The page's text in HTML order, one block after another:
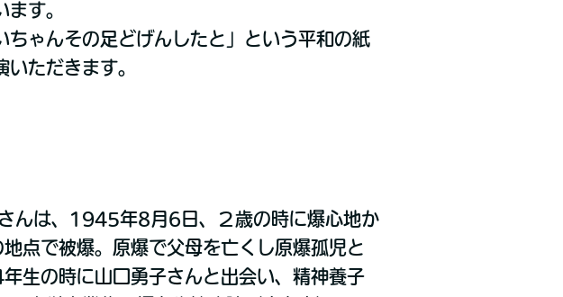
ます。
ちゃんその足どげんしたと」という平和の紙
いただきます。
んは、1945年8月6日、２歳の時に爆心地か
点で被爆。原爆で父母を亡くし原爆孤児と
生の時に山口勇子さんと出会い、精神養子